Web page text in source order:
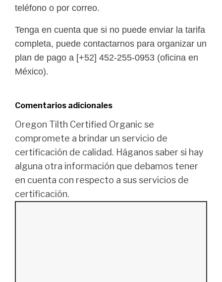
teléfono o por correo.
Tenga en cuenta que si no puede enviar la tarifa
completa, puede contactarnos para organizar un
plan de pago a [+52] 452-255-0953 (oficina en
México).
Comentarios adicionales
Oregon Tilth Certified Organic se
compromete a brindar un servicio de
certificación de calidad. Háganos saber si hay
alguna otra información que debamos tener
en cuenta con respecto a sus servicios de
certificación.